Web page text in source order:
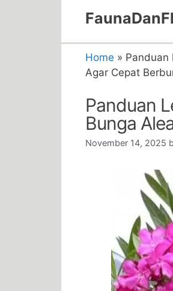
Home » Panduan
Agar Cepat
Panduan
Bunga
November 14, 2025